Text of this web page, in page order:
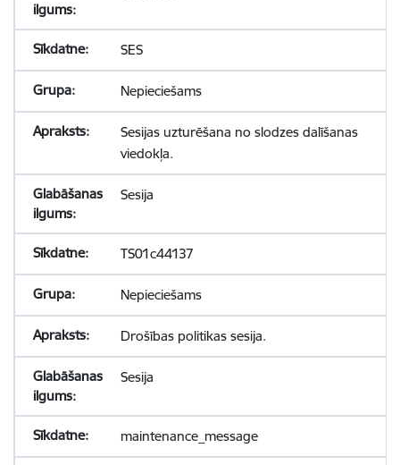
SES
Nepieciešams
Sesijas uzturēšana no slodzes dalīšanas
viedokļa.
Sesija
TS01c44137
Nepieciešams
Drošības politikas sesija.
Sesija
maintenance_message